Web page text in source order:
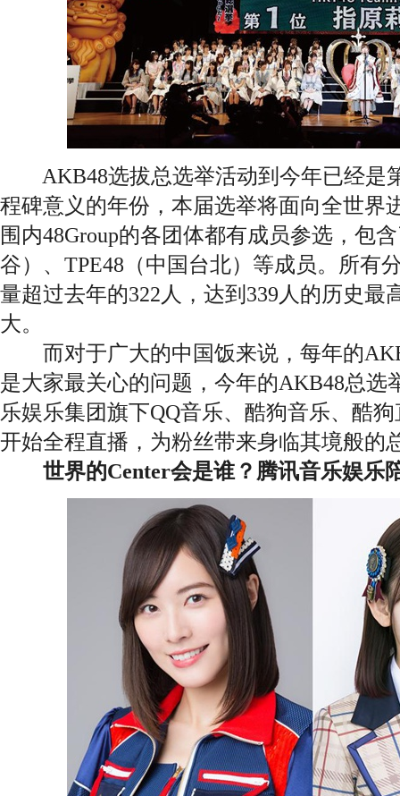
AKB48选拔总选举活动到今年已经是
程碑意义的年份，本届选举将面向全世界
围内48Group的各团体都有成员参选，包
谷）、TPE48（中国台北）等成员。所有
量超过去年的322人，达到339人的历史最
大。
而对于广大的中国饭来说，每年的
是大家最关心的问题，今年的AKB48总选
乐娱乐集团旗下QQ音乐、酷狗音乐、酷
开始全程直播，为粉丝带来身临其境般的
世界的Center会是谁？ 腾讯音乐娱乐